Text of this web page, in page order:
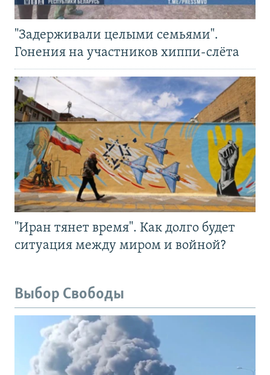
"Задерживали целыми семьями".
Гонения на участников хиппи-слёта
"Иран тянет время". Как долго будет
ситуация между миром и войной?
Выбор Свободы